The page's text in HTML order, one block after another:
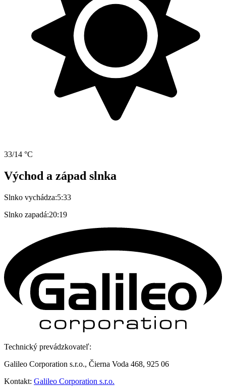
33/14 °C
Východ a západ slnka
Slnko vychádza:5:33
Slnko zapadá:20:19
Technický prevádzkovateľ:
Galileo Corporation s.r.o., Čierna Voda 468, 925 06
Kontakt: Galileo Corporation s.r.o.